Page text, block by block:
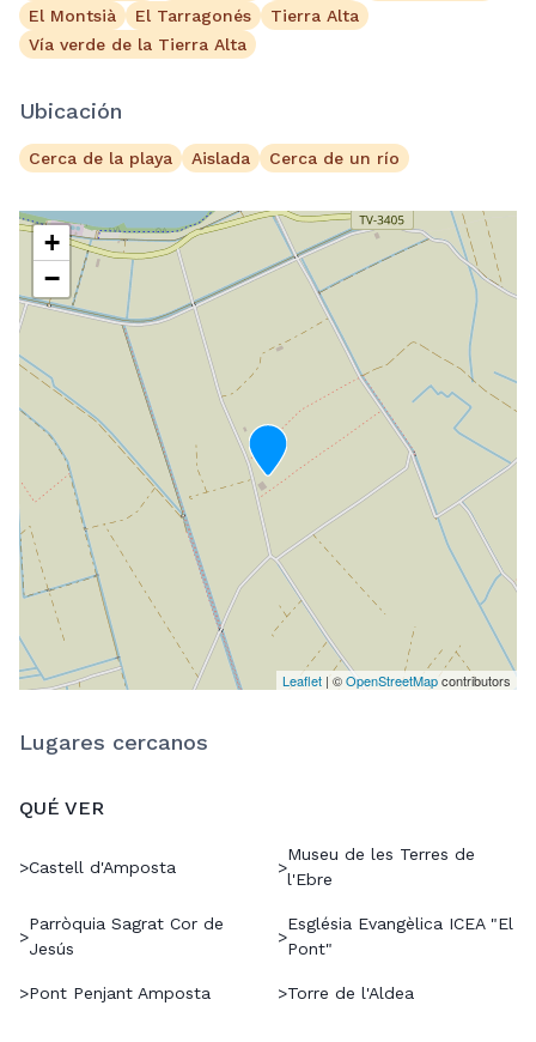
El Montsià
El Tarragonés
Tierra Alta
Vía verde de la Tierra Alta
Ubicación
Cerca de la playa Aislada Cerca de un río
+
−
Leaflet | ©OpenStreetMapcontributors
Lugares cercanos
QUÉ VER
>Castell d'Amposta >
Museu de les Terres de
l'Ebre
>
Parròquia Sagrat Cor de
Jesús
>
Església Evangèlica ICEA "El
Pont"
>Pont Penjant Amposta >Torre de l'Aldea